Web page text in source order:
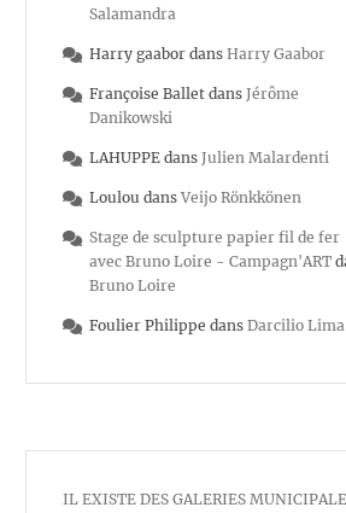
Salamandra
Harry gaabor dans Harry Gaabor
Françoise Ballet dans Jérôme
Danikowski
LAHUPPE dans Julien Malardenti
Loulou dans Veijo Rönkkönen
Stage de sculpture papier fil de fer
avec Bruno Loire - Campagn'ART
Bruno Loire
Foulier Philippe dans Darcilio Lima
IL EXISTE DES GALERIES